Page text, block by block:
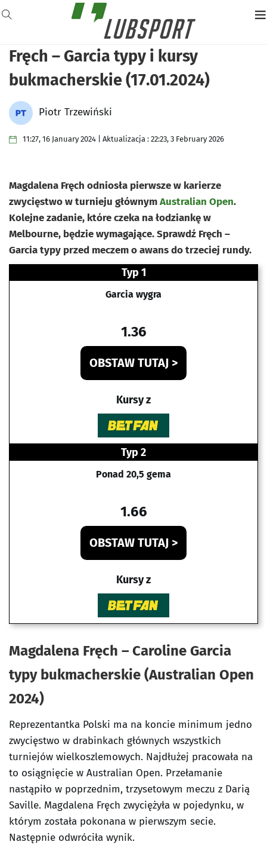
Fręch – Garcia typy i kursy
bukmacherskie (17.01.2024)
Piotr Trzewiński
11:27, 16 January 2024 | Aktualizacja : 22:23, 3 February 2026
Magdalena Fręch odniosła pierwsze w karierze
zwycięstwo w turnieju głównymAustralian Open.
Kolejne zadanie, które czeka na łodziankę w
Melbourne, będzie wymagające. Sprawdź Fręch –
Garcia typy przed meczem o awans do trzeciej rundy.
Typ 1
Garcia wygra
1.36
OBSTAW TUTAJ >
Kursy z
Typ 2
Ponad 20,5 gema
1.66
OBSTAW TUTAJ >
Kursy z
Magdalena Fręch – Caroline Garcia
typy bukmacherskie (Australian Open
2024)
Reprezentantka Polski ma na koncie minimum jedno
zwycięstwo w drabinkach głównych wszystkich
turniejów wielkoszlemowych. Najdłużej pracowała na
to osiągnięcie w Australian Open. Przełamanie
nastąpiło w poprzednim, trzysetowym meczu z Darią
Saville. Magdalena Fręch zwyciężyła w pojedynku, w
którym została pokonana w pierwszym secie.
Następnie odwróciła wynik.